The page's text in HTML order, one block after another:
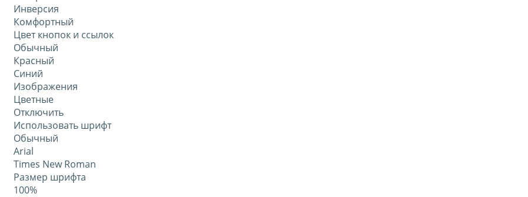
Инверсия
Комфортный
Цвет кнопок и ссылок
Обычный
Красный
Синий
Изображения
Цветные
Отключить
Использовать шрифт
Обычный
Arial
Times New Roman
Размер шрифта
100%